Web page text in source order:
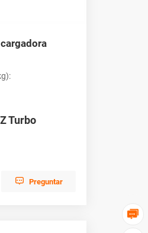

Turbo
 Preguntar